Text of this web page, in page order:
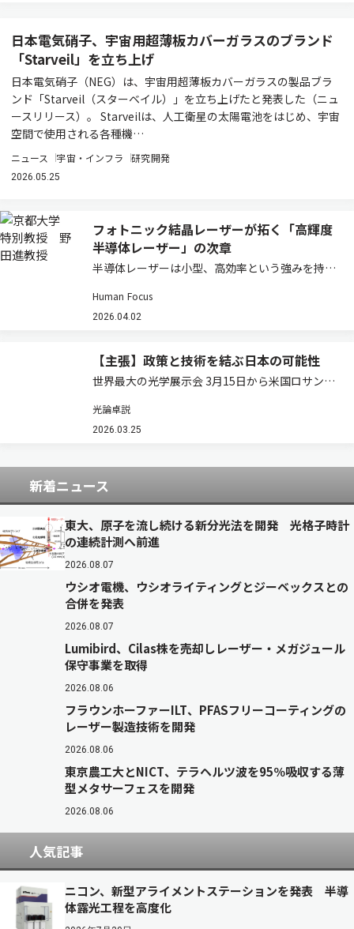
日本電気硝子、宇宙用超薄板カバーガラスのブランド
「Starveil」を立ち上げ
日本電気硝子（NEG）は、宇宙用超薄板カバーガラスの製品ブラ
ンド「Starveil（スターベイル）」を立ち上げたと発表した（ニュ
ースリリース）。 Starveilは、人工衛星の太陽電池をはじめ、宇宙
空間で使用される各種機…
ニュース 宇宙・インフラ 研究開発
2026.05.25
フォトニック結晶レーザーが拓く「高輝度
半導体レーザー」の次章
半導体レーザーは小型、高効率という強みを持つ
伸びないという壁があった。フォトニック結晶レ
ーザーはその常識を塗り替えつつある。その研究
の…
Human Focus
2026.04.02
【主張】政策と技術を結ぶ日本の可能性
世界最大の光学展示会 3月15日から米国ロサンゼ
Conference and Exhibition）が開幕する。通信
バブル崩壊後、存在感を失っていた同…
光論卓説
2026.03.25
新着ニュース
東大、原子を流し続ける新分光法を開発 光格子時計
の連続計測へ前進
2026.08.07
ウシオ電機、ウシオライティングとジーベックスとの
合併を発表
2026.08.07
Lumibird、Cilas株を売却しレーザー・メガジュール
保守事業を取得
2026.08.06
フラウンホーファーILT、PFASフリーコーティングの
レーザー製造技術を開発
2026.08.06
東京農工大とNICT、テラヘルツ波を95％吸収する薄
型メタサーフェスを開発
2026.08.06
人気記事
ニコン、新型アライメントステーションを発表 半導
体露光工程を高度化